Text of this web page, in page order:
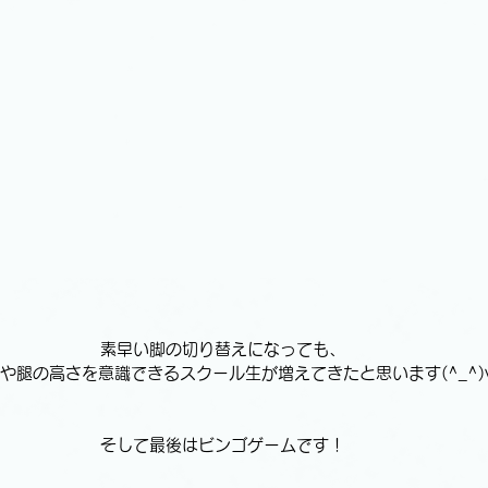
素早い脚の切り替えになっても、
腿の高さを意識できるスクール生が増えてきたと思います
そして最後はビンゴゲームです！